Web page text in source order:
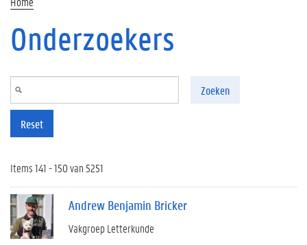
Onderzoekers
Zoeken
Reset
Items 141 - 150 van 5251
Andrew Benjamin Bricker
Vakgroep Letterkunde